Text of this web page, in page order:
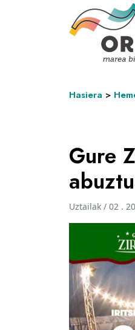
Hasiera >
Gure
Uztailak / 02 .